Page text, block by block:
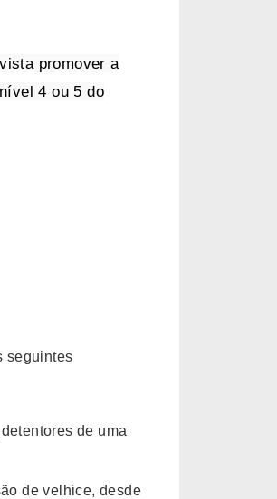
promover a
4 ou 5 do
seguintes
de uma
de velhice, desde